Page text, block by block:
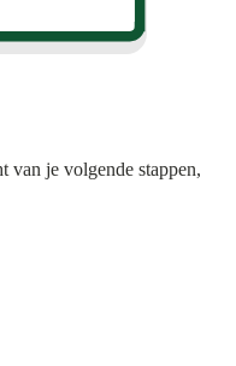
van je volgende stappen,